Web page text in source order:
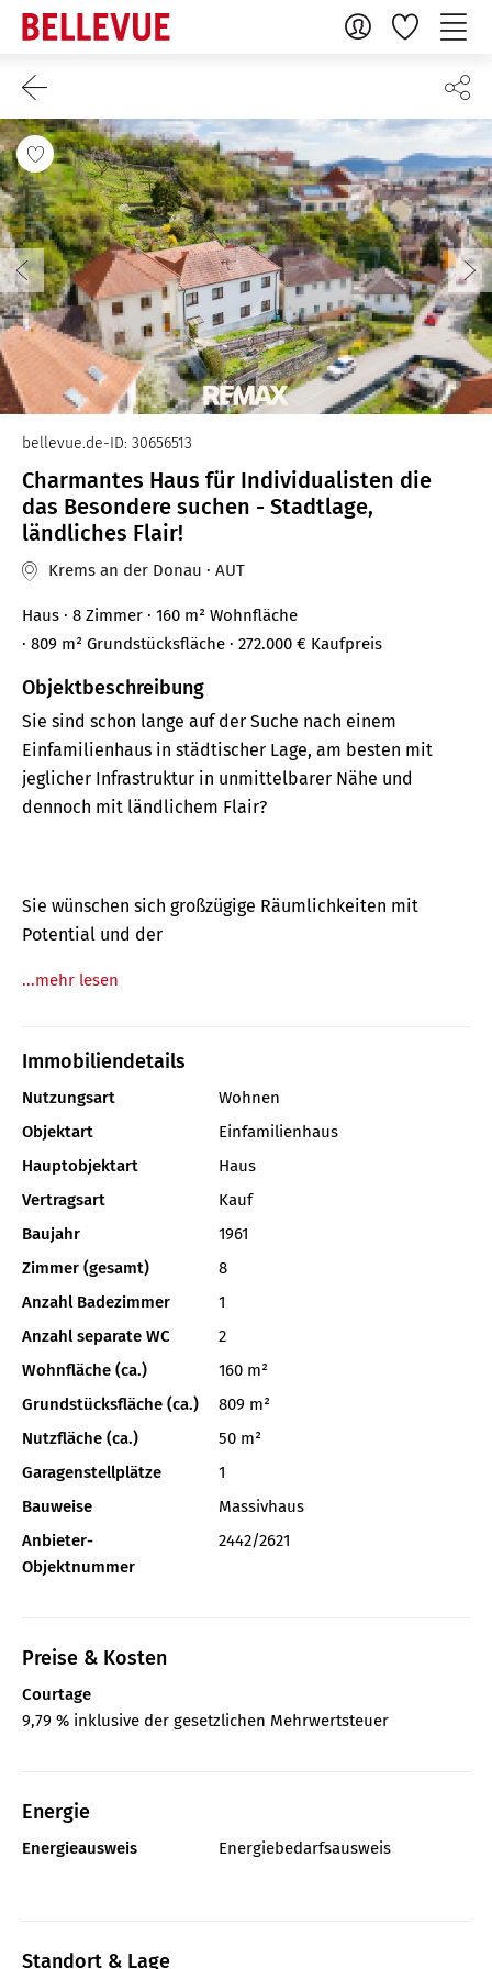
bellevue.de-ID: 30656513
Charmantes Haus für Individualisten die
das Besondere suchen - Stadtlage,
ländliches Flair!
Krems an der Donau · AUT
Haus · 8 Zimmer · 160 m² Wohnfläche
· 809 m² Grundstücksfläche · 272.000 € Kaufpreis
Objektbeschreibung
Sie sind schon lange auf der Suche nach einem
Einfamilienhaus in städtischer Lage, am besten mit
jeglicher Infrastruktur in unmittelbarer Nähe und
dennoch mit ländlichem Flair?
Sie wünschen sich großzügige Räumlichkeiten mit
Potential und der
...mehr lesen
Immobiliendetails
Nutzungsart
Wohnen
Objektart
Einfamilienhaus
Hauptobjektart
Haus
Vertragsart
Kauf
Baujahr
1961
Zimmer (gesamt)
8
Anzahl Badezimmer
1
Anzahl separate WC
2
Wohnfläche (ca.)
160 m²
Grundstücksfläche (ca.)
809 m²
Nutzfläche (ca.)
50 m²
Garagenstellplätze
1
Bauweise
Massivhaus
Anbieter-
Objektnummer
2442/2621
Preise & Kosten
Courtage
9,79 % inklusive der gesetzlichen Mehrwertsteuer
Energie
Energieausweis Energiebedarfsausweis
Standort & Lage